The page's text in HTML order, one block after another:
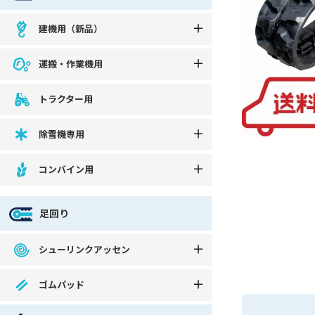
建機用（新品）
運搬・作業機用
トラクター用
除雪機専用
コンバイン用
足回り
シューリンクアッセン
ゴムパッド